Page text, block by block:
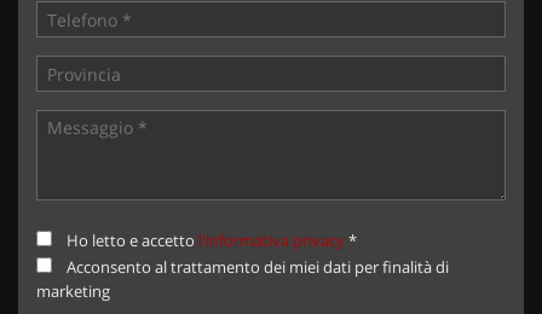
Ho letto e accetto l'informativa privacy*
Acconsento al trattamento dei miei dati per finalità di
marketing